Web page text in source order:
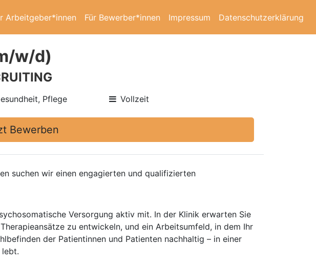
Arbeitgeber*innen Für Bewerber*innen Impressum Datenschutzerklärung
w/d)
Pflege Vollzeit
Bewerben
suchen wir einen engagierten und qualifizierten
Versorgung aktiv mit. In der Klinik erwarten Sie
zu entwickeln, und ein Arbeitsumfeld, in dem Ihr
der Patientinnen und Patienten nachhaltig – in einer